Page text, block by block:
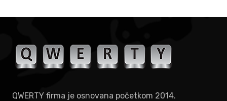
QWERTY firma je osnovana početkom 2014.